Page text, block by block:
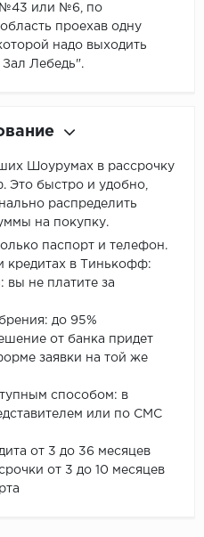
№43 или №6, по
проехав одну
надо выходить
Зал Лебедь".
Шоурумах в рассрочку
Это быстро и удобно,
распределить
на покупку.
паспорт и телефон.
кредитах в Тинькофф:
вы не платите за
до 95%
от банка придет
заявки на той же
способом: в
или по СМС
от 3 до 36 месяцев
от 3 до 10 месяцев